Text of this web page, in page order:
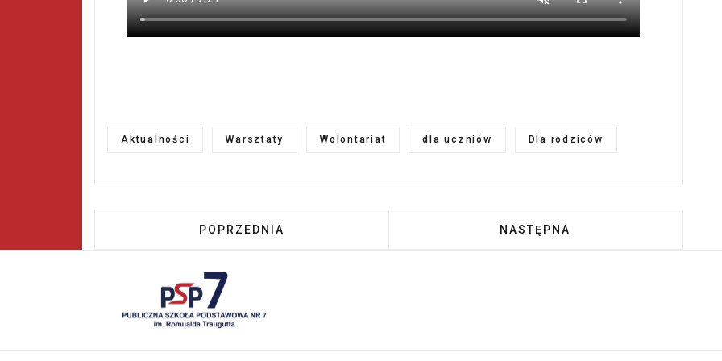
Aktualności Warsztaty Wolontariat dla uczniów Dla rodziców
POPRZEDNIA STRONA: MISJA PIERNIK – WSPÓLNIE DLA INNYCH
POPRZEDNIA NASTĘPNA STRONA: ZBIÓRKA
NASTĘPNA